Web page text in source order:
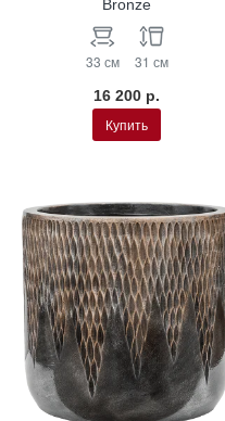
Bronze
33 см 31 см
16 200 р.
Купить